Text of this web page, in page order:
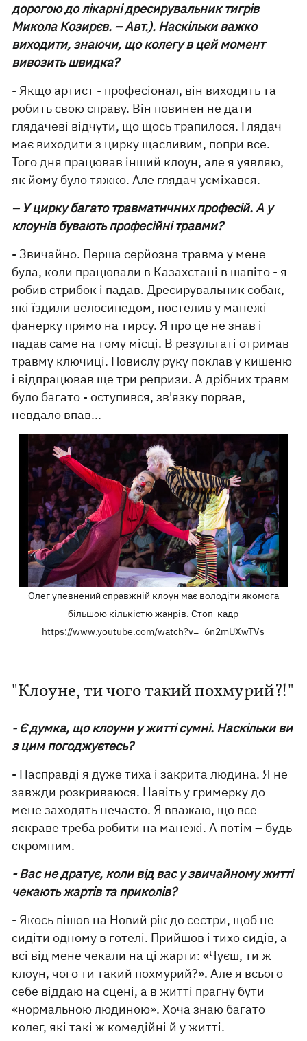
дорогою до лікарні дресирувальник тигрів
Микола Козирєв. – Авт.). Наскільки важко
виходити, знаючи, що колегу в цей момент
вивозить швидка?
- Якщо артист - професіонал, він виходить та
робить свою справу. Він повинен не дати
глядачеві відчути, що щось трапилося. Глядач
має виходити з цирку щасливим, попри все.
Того дня працював інший клоун, але я уявляю,
як йому було тяжко. Але глядач усміхався.
– У цирку багато травматичних професій. А у
клоунів бувають професійні травми?
- Звичайно. Перша серйозна травма у мене
була, коли працювали в Казахстані в шапіто - я
робив стрибок і падав.Дресирувальниксобак,
які їздили велосипедом, постелив у манежі
фанерку прямо на тирсу. Я про це не знав і
падав саме на тому місці. В результаті отримав
травму ключиці. Повислу руку поклав у кишеню
і відпрацював ще три репризи. А дрібних травм
було багато - оступився, зв'язку порвав,
невдало впав...
Олег упевнений справжній клоун має володіти якомога
більшою кількістю жанрів. Стоп-кадр
https://www.youtube.com/watch?v=_6n2mUXwTVs
"Клоуне, ти чого такий похмурий?!"
- Є думка, що клоуни у житті сумні. Наскільки ви
з цим погоджуєтесь?
- Насправді я дуже тиха і закрита людина. Я не
завжди розкриваюся. Навіть у гримерку до
мене заходять нечасто. Я вважаю, що все
яскраве треба робити на манежі. А потім – будь
скромним.
- Вас не дратує, коли від вас у звичайному житті
чекають жартів та приколів?
- Якось пішов на Новий рік до сестри, щоб не
сидіти одному в готелі. Прийшов і тихо сидів, а
всі від мене чекали на ці жарти: «Чуєш, ти ж
клоун, чого ти такий похмурий?». Але я всього
себе віддаю на сцені, а в житті прагну бути
«нормальною людиною». Хоча знаю багато
колег, які такі ж комедійні й у житті.